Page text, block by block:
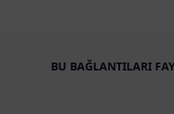
BU BAĞLANTILARI